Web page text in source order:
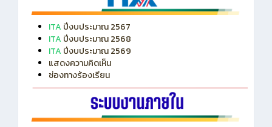
ITA ปีงบประมาณ 2567
ITA ปีงบประมาณ 2568
ITA ปีงบประมาณ 2569
แสดงความคิดเห็น
ช่องทางร้องเรียน